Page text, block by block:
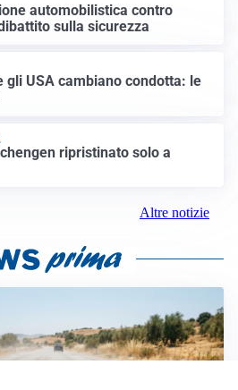
automobilistica contro
sulla sicurezza
gli USA cambiano condotta: le
ripristinato solo a
Altre notizie